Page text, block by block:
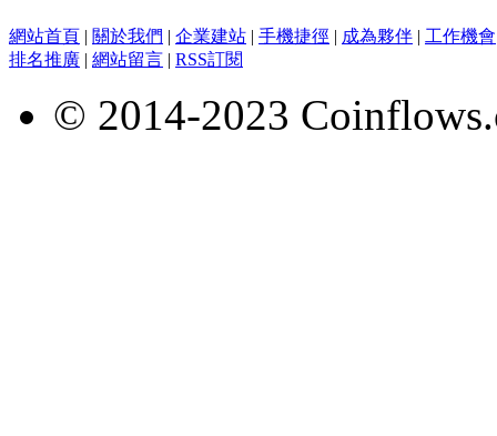
網站首頁 | 關於我們 | 企業建站 | 手機捷徑 | 成為夥伴 | 工作機會
排名推廣 | 網站留言 | RSS訂閱
© 2014-2023